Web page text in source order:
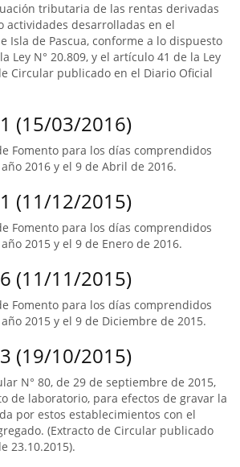
tributaria de las rentas derivadas
actividades desarrolladas en el
Isla de Pascua, conforme a lo dispuesto
Ley N° 20.809, y el artículo 41 de la Ley
Circular publicado en el Diario Oficial
(15/03/2016)
Fomento para los días comprendidos
2016 y el 9 de Abril de 2016.
(11/12/2015)
Fomento para los días comprendidos
2015 y el 9 de Enero de 2016.
(11/11/2015)
Fomento para los días comprendidos
2015 y el 9 de Diciembre de 2015.
(19/10/2015)
N° 80, de 29 de septiembre de 2015,
de laboratorio, para efectos de gravar la
por estos establecimientos con el
(Extracto de Circular publicado
23.10.2015).